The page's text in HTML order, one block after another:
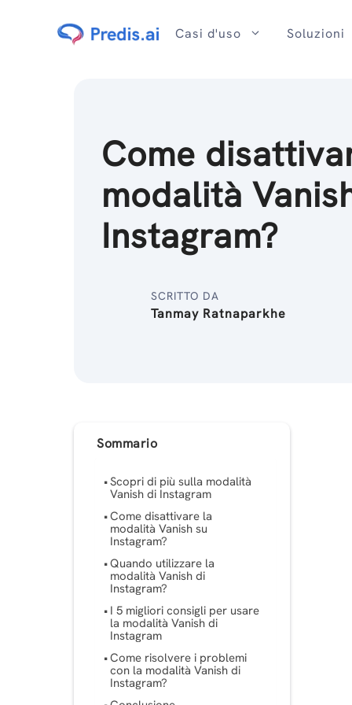
Casi d'uso Soluzioni
Come
modalità
Instagram?
SCRITTO DA
Tanmay Ratnaparkhe
Sommario
Scopri di più sulla modalità
Vanish di Instagram
Come disattivare la
modalità Vanish su
Instagram?
Quando utilizzare la
modalità Vanish di
Instagram?
I 5 migliori consigli per usare
la modalità Vanish di
Instagram
Come risolvere i problemi
con la modalità Vanish di
Instagram?